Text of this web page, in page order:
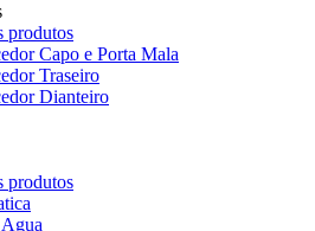
produtos
Capo e Porta Mala
Traseiro
Dianteiro
produtos